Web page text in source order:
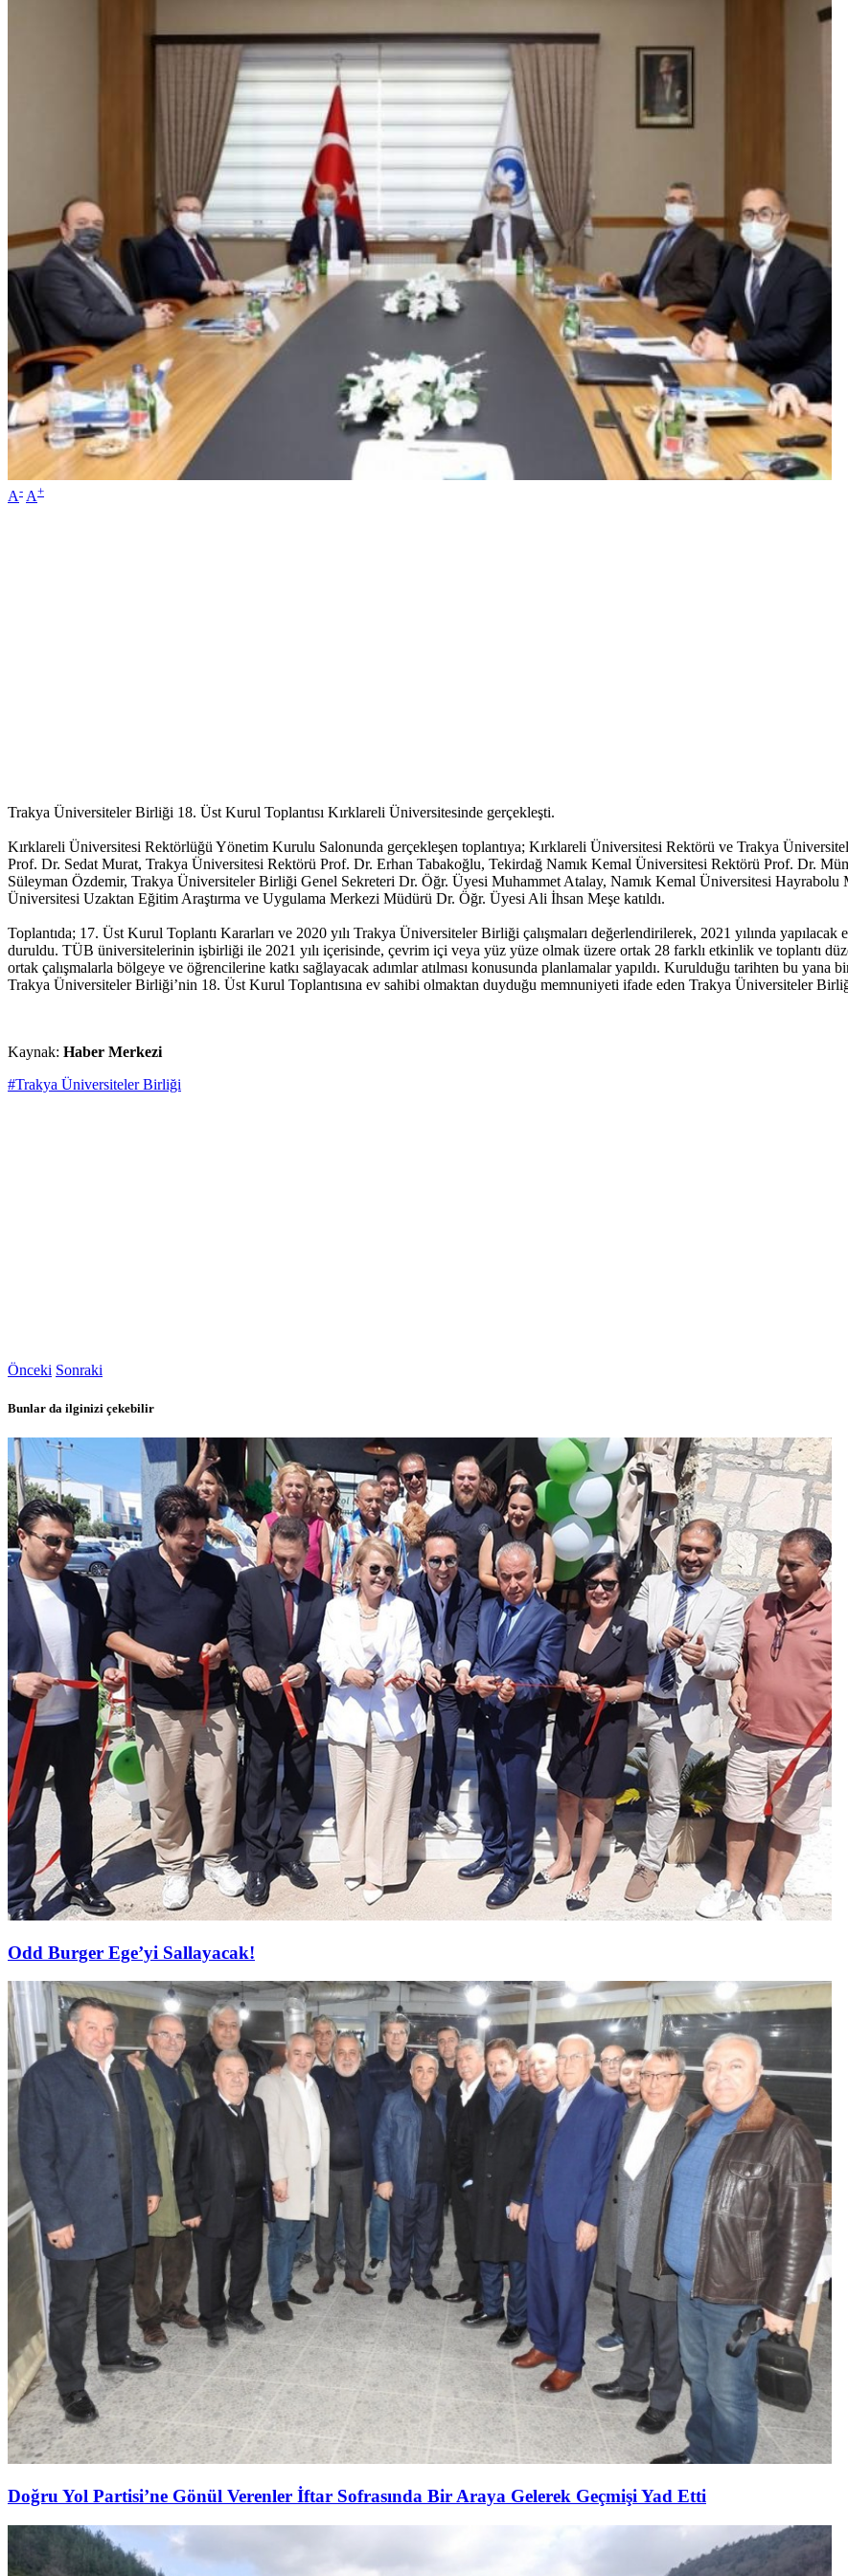
A- A+
Trakya Üniversiteler Birliği 18. Üst Kurul Toplantısı Kırklareli Üniversitesinde gerçekleşti.
Kırklareli Üniversitesi Rektörlüğü Yönetim Kurulu Salonunda gerçekleşen toplantıya; Kırklareli Üniversitesi Rektörü ve Trakya
Prof. Dr. Sedat Murat, Trakya Üniversitesi Rektörü Prof. Dr. Erhan Tabakoğlu, Tekirdağ Namık Kemal Üniversitesi Rektörü Prof. Dr.
Süleyman Özdemir, Trakya Üniversiteler Birliği Genel Sekreteri Dr. Öğr. Üyesi Muhammet Atalay, Namık Kemal Üniversitesi
Üniversitesi Uzaktan Eğitim Araştırma ve Uygulama Merkezi Müdürü Dr. Öğr. Üyesi Ali İhsan Meşe katıldı.
Toplantıda; 17. Üst Kurul Toplantı Kararları ve 2020 yılı Trakya Üniversiteler Birliği çalışmaları değerlendirilerek, 2021 yılında
duruldu. TÜB üniversitelerinin işbirliği ile 2021 yılı içerisinde, çevrim içi veya yüz yüze olmak üzere ortak 28 farklı etkinlik ve toplantı
ortak çalışmalarla bölgeye ve öğrencilerine katkı sağlayacak adımlar atılması konusunda planlamalar yapıldı. Kurulduğu tarihten bu
Trakya Üniversiteler Birliği’nin 18. Üst Kurul Toplantısına ev sahibi olmaktan duyduğu memnuniyeti ifade eden Trakya Üniversiteler
Kaynak: Haber Merkezi
#Trakya Üniversiteler Birliği
Önceki Sonraki
Bunlar da ilginizi çekebilir
Odd Burger Ege’yi Sallayacak!
Doğru Yol Partisi’ne Gönül Verenler İftar Sofrasında Bir Araya Gelerek Geçmişi Yad Etti